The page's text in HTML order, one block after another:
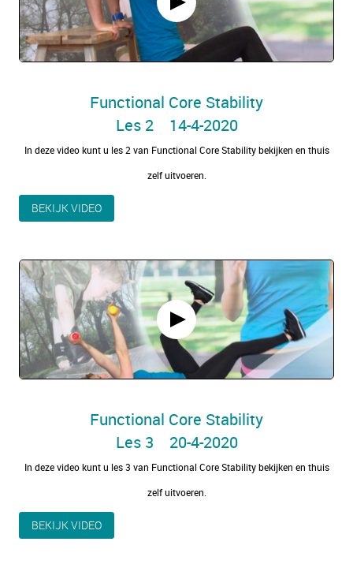
Functional Core Stability
Les 2 14-4-2020
In deze video kunt u les 2 van Functional Core Stability bekijken en thuis
zelf uitvoeren.
BEKIJK VIDEO
Functional Core Stability
Les 3 20-4-2020
In deze video kunt u les 3 van Functional Core Stability bekijken en thuis
zelf uitvoeren.
BEKIJK VIDEO